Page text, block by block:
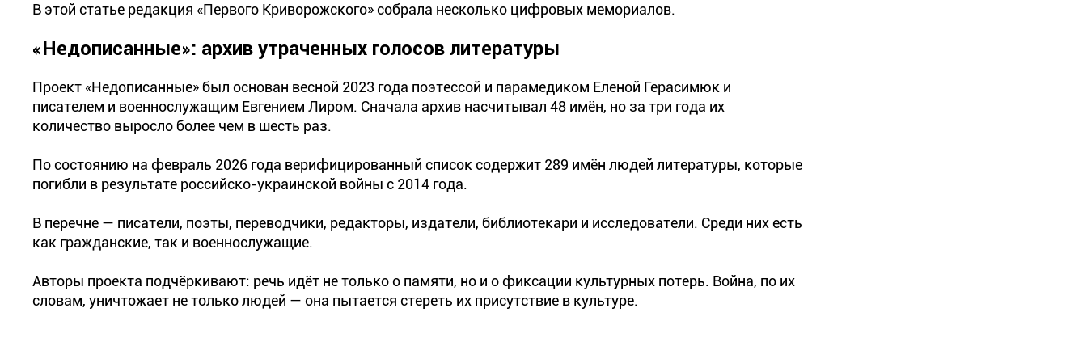
В этой статье редакция «Первого Криворожского» собрала несколько цифровых мемориалов.
«Недописанные»: архив утраченных голосов литературы
Проект «Недописанные» был основан весной 2023 года поэтессой и парамедиком Еленой Герасимюк и
писателем и военнослужащим Евгением Лиром. Сначала архив насчитывал 48 имён, но за три года их
количество выросло более чем в шесть раз.
По состоянию на февраль 2026 года верифицированный список содержит 289 имён людей литературы, которые
погибли в результате российско-украинской войны с 2014 года.
В перечне — писатели, поэты, переводчики, редакторы, издатели, библиотекари и исследователи. Среди них есть
как гражданские, так и военнослужащие.
Авторы проекта подчёркивают: речь идёт не только о памяти, но и о фиксации культурных потерь. Война, по их
словам, уничтожает не только людей — она пытается стереть их присутствие в культуре.